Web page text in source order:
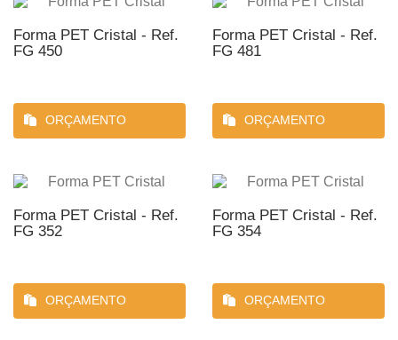
Forma PET Cristal - Ref.
FG 450
ORÇAMENTO
Forma PET Cristal - Ref.
FG 481
ORÇAMENTO
Forma PET Cristal - Ref.
FG 352
ORÇAMENTO
Forma PET Cristal - Ref.
FG 354
ORÇAMENTO